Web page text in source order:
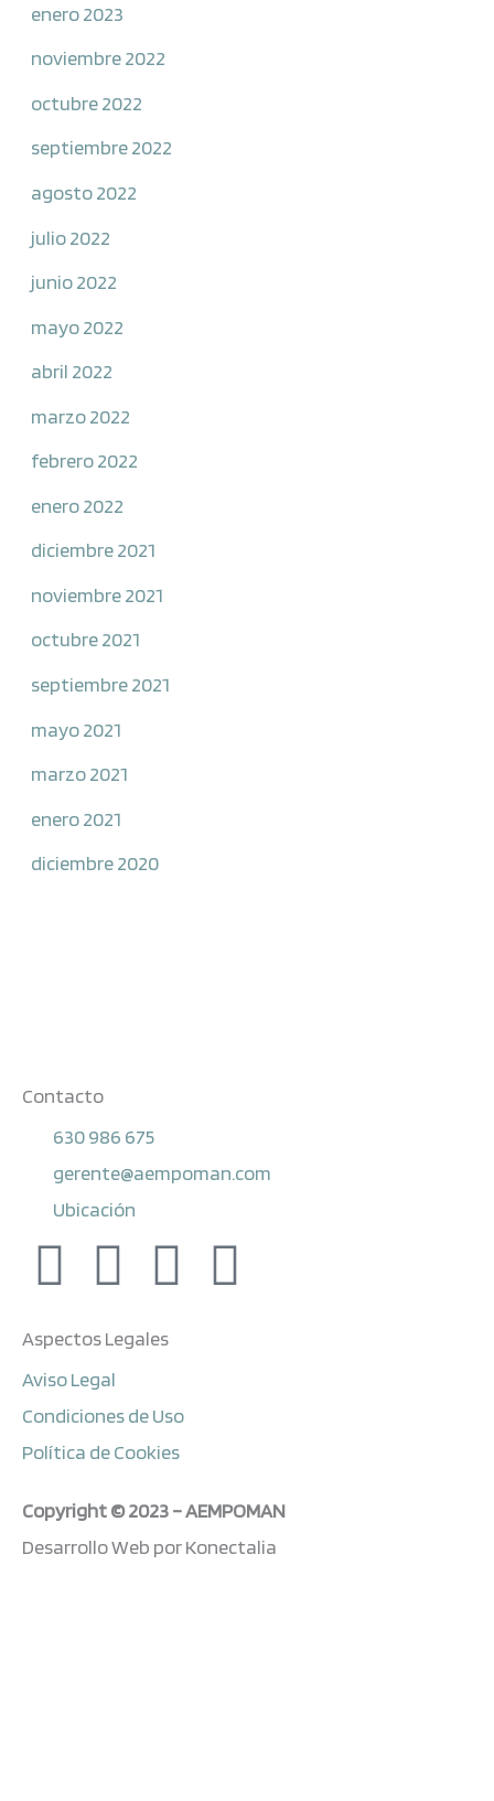
enero 2023
noviembre 2022
octubre 2022
septiembre 2022
agosto 2022
julio 2022
junio 2022
mayo 2022
abril 2022
marzo 2022
febrero 2022
enero 2022
diciembre 2021
noviembre 2021
octubre 2021
septiembre 2021
mayo 2021
marzo 2021
enero 2021
diciembre 2020
Contacto
630 986 675
gerente@aempoman.com
Ubicación
F
a
c
e
b
o
L
i
n
k
d
Y
o
t
b
I
g
Aspectos Legales
Aviso Legal
Condiciones de Uso
Política de Cookies
Copyright © 2023 – AEMPOMAN
Desarrollo Web por Konectalia